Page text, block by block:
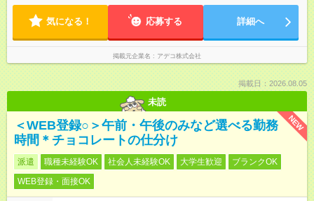
気になる！ 応募する 詳細へ
掲載元企業名 アデコ株式会社
掲載日：2026.08.05
未読
NEW
＜WEB登録○＞午前・午後のみなど選べる勤務
時間＊チョコレートの仕分け
派遣 職種未経験OK 社会人未経験OK 大学生歓迎
ブランクOK
WEB登録・面接OK